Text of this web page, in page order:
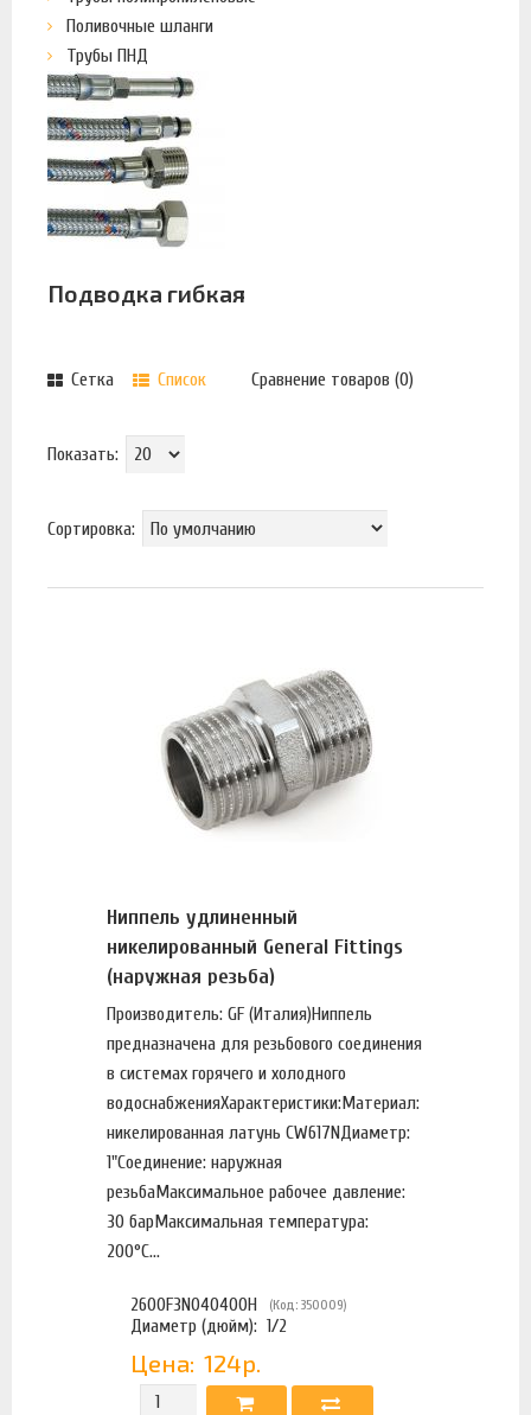
Поливочные шланги
Трубы ПНД
Подводка гибкая
Сетка Список Сравнение товаров (0)
Показать:
Сортировка:
Ниппель удлиненный
никелированный General Fittings
(наружная резьба)
Производитель: GF (Италия)Ниппель
предназначена для резьбового соединения
в системах горячего и холодного
водоснабженияХарактеристики:Материал:
никелированная латунь CW617NДиаметр:
1"Соединение: наружная
резьбаМаксимальное рабочее давление:
30 барМаксимальная температура:
200°С...
2600F3N040400H (Код: 350009)
Диаметр (дюйм):1/2
Цена:124р.